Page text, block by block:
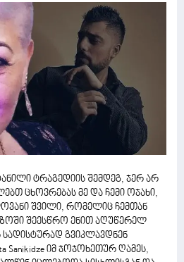
ტრაგედიის შემდეგ, ჯერ არ
ცხოვრებას მე და ჩემი ოჯახი,
შვილი, რომელიც ჩემთან
შეესწრო ენით აღუწერელ
გვიკლავდნენ
Sanikidze იმ ჯოჯოხეთურ ღამეს,